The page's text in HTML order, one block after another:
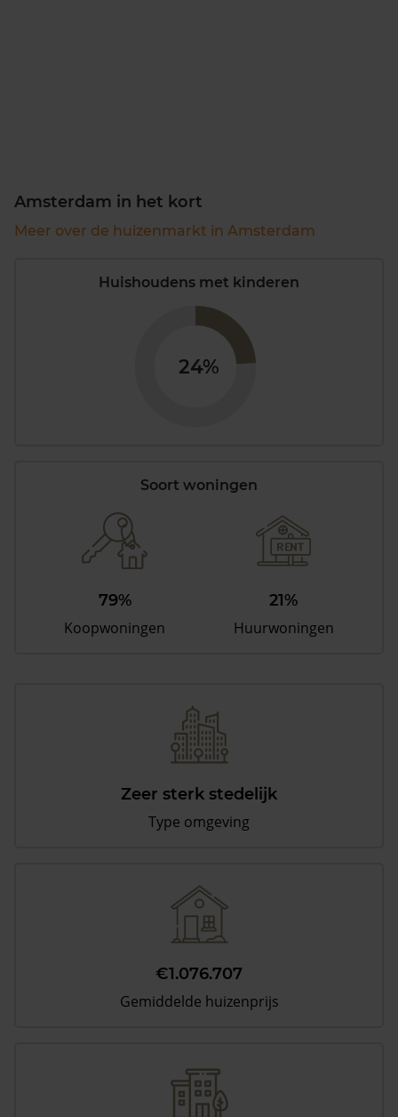
Amsterdam in het kort
Meer over de huizenmarkt in Amsterdam
Huishoudens met kinderen
24%
Soort woningen
79%
Koopwoningen
21%
Huurwoningen
Zeer sterk stedelijk
Type omgeving
€1.076.707
Gemiddelde huizenprijs